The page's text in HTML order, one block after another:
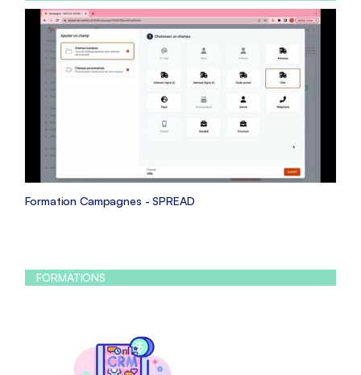
Formation Campagnes - SPREAD
FORMATIONS